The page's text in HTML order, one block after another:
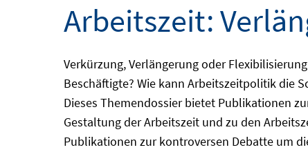
Arbeitszeit:
Verkürzung, Verlängerung oder
Beschäftigte? Wie kann Arbeitszeitpolitik die
Dieses Themendossier bietet Publikationen
Gestaltung der Arbeitszeit und zu den
Publikationen zur kontroversen Debatte um